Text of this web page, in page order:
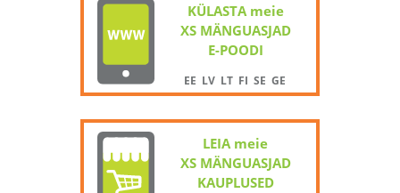
KÜLASTA meie
XS MÄNGUASJAD
E-POODI
EE LV LT FI SE GE
LEIA meie
XS MÄNGUASJAD
KAUPLUSED